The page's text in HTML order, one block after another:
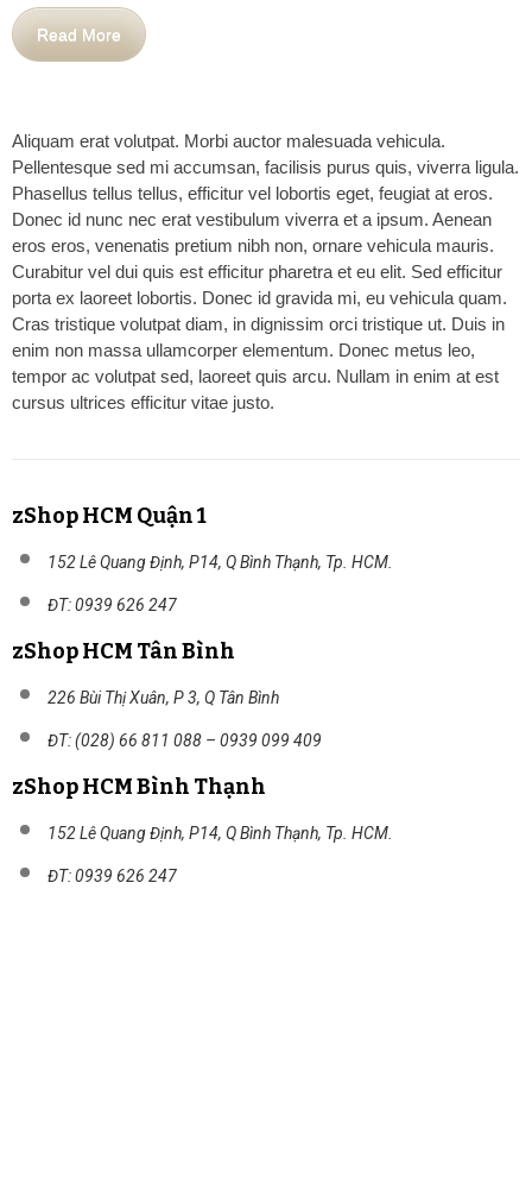
Read More
Aliquam erat volutpat. Morbi auctor malesuada vehicula.
Pellentesque sed mi accumsan, facilisis purus quis, viverra ligula.
Phasellus tellus tellus, efficitur vel lobortis eget, feugiat at eros.
Donec id nunc nec erat vestibulum viverra et a ipsum. Aenean
eros eros, venenatis pretium nibh non, ornare vehicula mauris.
Curabitur vel dui quis est efficitur pharetra et eu elit. Sed efficitur
porta ex laoreet lobortis. Donec id gravida mi, eu vehicula quam.
Cras tristique volutpat diam, in dignissim orci tristique ut. Duis in
enim non massa ullamcorper elementum. Donec metus leo,
tempor ac volutpat sed, laoreet quis arcu. Nullam in enim at est
cursus ultrices efficitur vitae justo.
zShop HCM Quận 1
152 Lê Quang Định, P14, Q Bình Thạnh, Tp. HCM.
ĐT: 0939 626 247
zShop HCM Tân Bình
226 Bùi Thị Xuân, P 3, Q Tân Bình
ĐT: (028) 66 811 088 – 0939 099 409
zShop HCM Bình Thạnh
152 Lê Quang Định, P14, Q Bình Thạnh, Tp. HCM.
ĐT: 0939 626 247